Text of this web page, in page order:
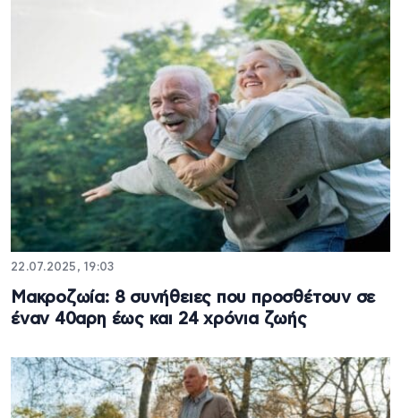
22.07.2025, 19:03
Μακροζωία: 8 συνήθειες που προσθέτουν σε
έναν 40αρη έως και 24 χρόνια ζωής